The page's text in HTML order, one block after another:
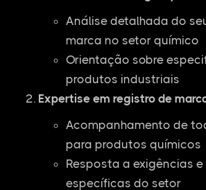
Análise detalhada do
marca no setor químico
Orientação sobre
produtos industriais
Expertise em registro de
Acompanhamento de
para produtos químicos
Resposta a exigências
específicas do setor